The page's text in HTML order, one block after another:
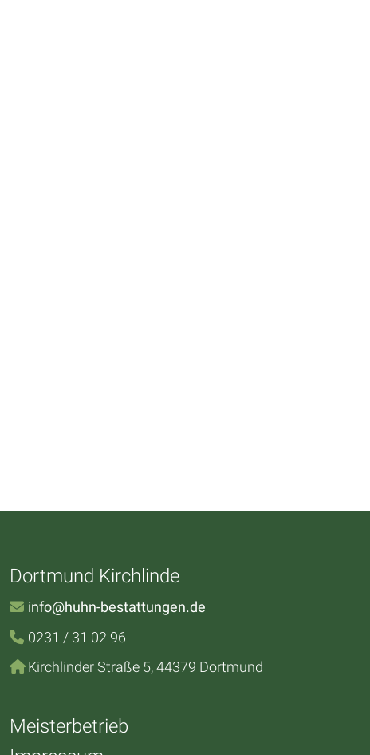
Dortmund Kirchlinde
info@huhn-bestattungen.de
0231 / 31 02 96
Kirchlinder Straße 5, 44379 Dortmund
Meisterbetrieb